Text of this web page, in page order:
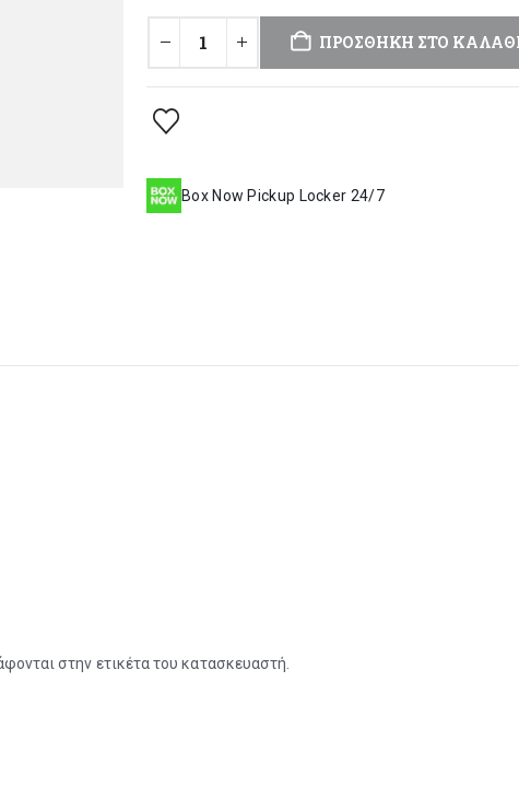
ΠΡΟΣΘΉΚΗ ΣΤΟ
Box Now Pickup Locker 24/7
στην ετικέτα του κατασκευαστή.